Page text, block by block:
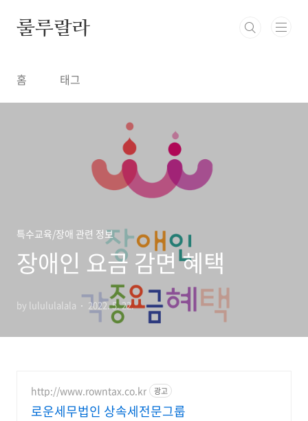
룰루랄라
홈 태그
특수교육/장애 관련 정보
장애인 요금 감면 혜택
by lulululalala 2022. 5. 22.
http://www.rowntax.co.kr 광고
로운세무법인 상속세전문그룹